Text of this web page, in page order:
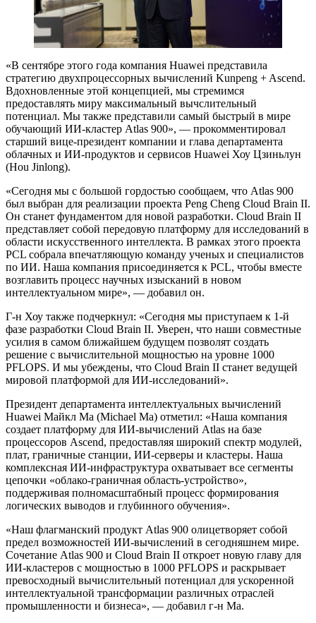
«В сентябре этого года компания Huawei представила
стратегию двухпроцессорных вычислений Kunpeng + Ascend.
Вдохновленные этой концепцией, мы стремимся
предоставлять миру максимальный вычслительный
потенциал. Мы также представили самый быстрый в мире
обучающий ИИ-кластер Atlas 900», — прокомментировал
старший вице-президент компании и глава департамента
облачных и ИИ-продуктов и сервисов Huawei Хоу Цзиньлун
(Hou Jinlong).
«Сегодня мы с большой гордостью сообщаем, что Atlas 900
был выбран для реализации проекта Peng Cheng Cloud Brain II.
Он станет фундаментом для новой разработки. Cloud Brain II
представляет собой передовую платформу для исследований в
области искусственного интеллекта. В рамках этого проекта
PCL собрала впечатляющую команду ученых и специалистов
по ИИ. Наша компания присоединяется к PCL, чтобы вместе
возглавить процесс научных изысканий в новом
интеллектуальном мире», — добавил он.
Г-н Хоу также подчеркнул: «Сегодня мы приступаем к 1-й
фазе разработки Cloud Brain II. Уверен, что наши совместные
усилия в самом ближайшем будущем позволят создать
решение с вычислительной мощностью на уровне 1000
PFLOPS. И мы убеждены, что Cloud Brain II станет ведущей
мировой платформой для ИИ-исследований».
Президент департамента интеллектуальных вычислений
Huawei Майкл Ма (Michael Ma) отметил: «Наша компания
создает платформу для ИИ-вычислений Atlas на базе
процессоров Ascend, предоставляя широкий спектр модулей,
плат, граничные станции, ИИ-серверы и кластеры. Наша
комплексная ИИ-инфраструктура охватывает все сегменты
цепочки «облако-граничная область-устройство»,
поддерживая полномасштабный процесс формирования
логических выводов и глубинного обучения».
«Наш флагманский продукт Atlas 900 олицетворяет собой
предел возможностей ИИ-вычислений в сегодняшнем мире.
Сочетание Atlas 900 и Cloud Brain II откроет новую главу для
ИИ-кластеров с мощностью в 1000 PFLOPS и раскрывает
превосходный вычислительный потенциал для ускоренной
интеллектуальной трансформации различных отраслей
промышленности и бизнеса», — добавил г-н Ма.